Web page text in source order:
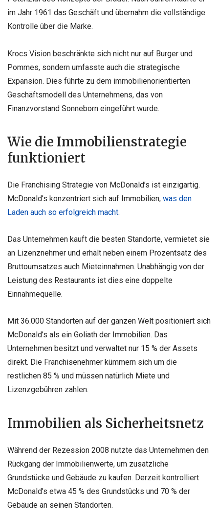
im Jahr 1961 das Geschäft und übernahm die vollständige
Kontrolle über die Marke.
Krocs Vision beschränkte sich nicht nur auf Burger und
Pommes, sondern umfasste auch die strategische
Expansion. Dies führte zu dem immobilienorientierten
Geschäftsmodell des Unternehmens, das von
Finanzvorstand Sonneborn eingeführt wurde.
Wie die Immobilienstrategie
funktioniert
Die Franchising Strategie von McDonald’s ist einzigartig.
McDonald’s konzentriert sich auf Immobilien, was den
Laden auch so erfolgreich macht.
Das Unternehmen kauft die besten Standorte, vermietet sie
an Lizenznehmer und erhält neben einem Prozentsatz des
Bruttoumsatzes auch Mieteinnahmen. Unabhängig von der
Leistung des Restaurants ist dies eine doppelte
Einnahmequelle.
Mit 36.000 Standorten auf der ganzen Welt positioniert sich
McDonald’s als ein Goliath der Immobilien. Das
Unternehmen besitzt und verwaltet nur 15 % der Assets
direkt. Die Franchisenehmer kümmern sich um die
restlichen 85 % und müssen natürlich Miete und
Lizenzgebühren zahlen.
Immobilien als Sicherheitsnetz
Während der Rezession 2008 nutzte das Unternehmen den
Rückgang der Immobilienwerte, um zusätzliche
Grundstücke und Gebäude zu kaufen. Derzeit kontrolliert
McDonald’s etwa 45 % des Grundstücks und 70 % der
Gebäude an seinen Standorten.